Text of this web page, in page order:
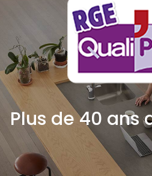
Plus de 40 ans